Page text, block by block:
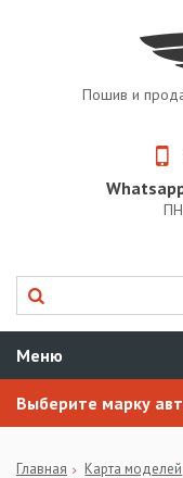
Пошив и
Меню
Выберите марку
Главная Карта моделей